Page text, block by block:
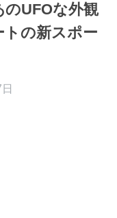
のUFOな外観
トの新スポー